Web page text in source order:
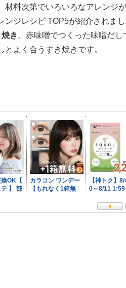
料次第でいろいろなアレンジ
ジレシピ TOP5が紹介されまし
き 。赤味噌でつくった味噌だ
よく合うすき焼きです。